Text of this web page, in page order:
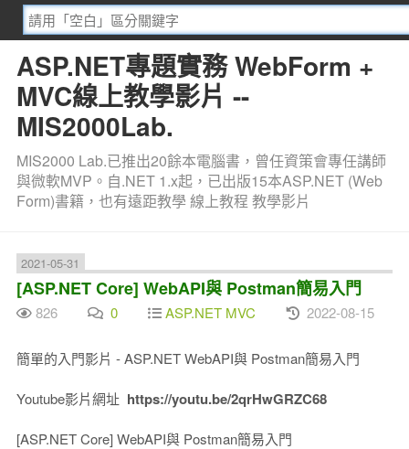
ASP.NET專題實務 WebForm +
MVC線上教學影片 --
MIS2000Lab.
MIS2000 Lab.已推出20餘本電腦書，曾任資策會專任講師
與微軟MVP。自.NET 1.x起，已出版15本ASP.NET (Web
Form)書籍，也有遠距教學 線上教程 教學影片
2021-05-31
[ASP.NET Core] WebAPI與 Postman簡易入門
826 0 ASP.NET MVC 2022-08-15
簡單的入門影片 - ASP.NET WebAPI與 Postman簡易入門
Youtube影片網址 https://youtu.be/2qrHwGRZC68
[ASP.NET Core] WebAPI與 Postman簡易入門